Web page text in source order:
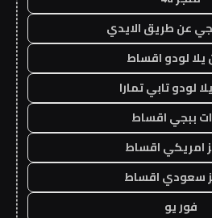
عن طريق الايدي
لودو اقساط
لودو تابي تمارا
ببجي اقساط
امريكي اقساط
سعودي اقساط
فور يو